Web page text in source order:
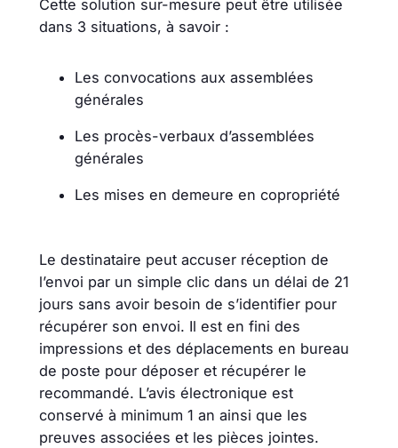
Cette solution sur-mesure peut être utilisée
dans 3 situations, à savoir :
Les convocations aux assemblées
générales
Les procès-verbaux d’assemblées
générales
Les mises en demeure en copropriété
Le destinataire peut accuser réception de
l’envoi par un simple clic dans un délai de 21
jours sans avoir besoin de s’identifier pour
récupérer son envoi. Il est en fini des
impressions et des déplacements en bureau
de poste pour déposer et récupérer le
recommandé. L’avis électronique est
conservé à minimum 1 an ainsi que les
preuves associées et les pièces jointes.